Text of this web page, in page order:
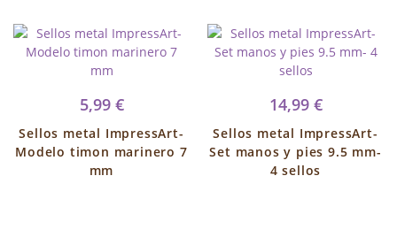
5,99 €
Sellos metal ImpressArt-
Modelo timon marinero 7
mm
14,99 €
Sellos metal ImpressArt-
Set manos y pies 9.5 mm-
4 sellos